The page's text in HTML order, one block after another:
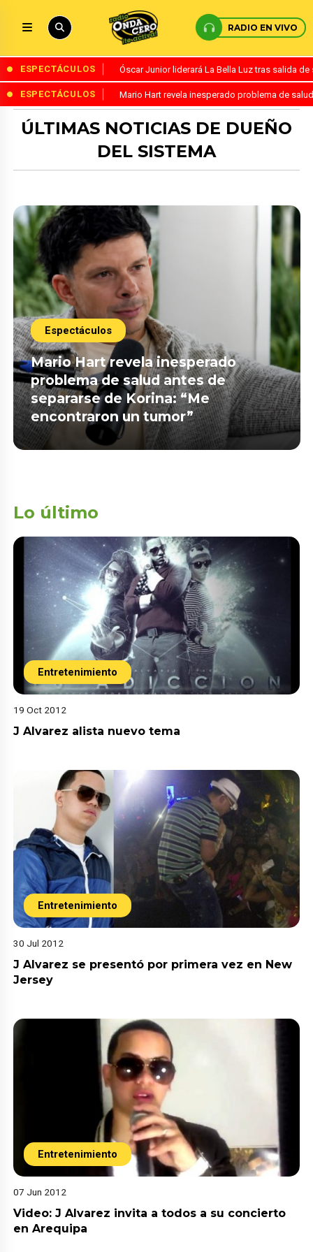
RADIO EN VIVO
ESPECTÁCULOS Óscar Junior liderará La Bella Luz tras salida
ESPECTÁCULOS Mario Hart revela inesperado problema de
ÚLTIMAS NOTICIAS DE DUEÑO
DEL SISTEMA
Espectáculos
Mario Hart revela inesperado
problema de salud antes de
separarse de Korina: “Me
encontraron un tumor”
Lo último
Entretenimiento
19 Oct 2012
J Alvarez alista nuevo tema
Entretenimiento
30 Jul 2012
J Alvarez se presentó por primera vez en New
Jersey
Entretenimiento
07 Jun 2012
Video: J Alvarez invita a todos a su concierto
en Arequipa